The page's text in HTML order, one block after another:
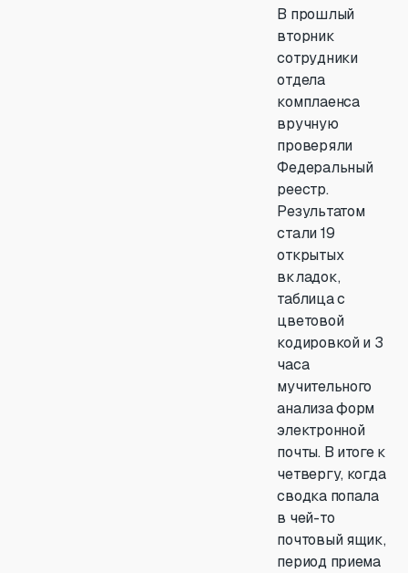
В прошлый
вторник
сотрудники
отдела
комплаенса
вручную
проверяли
Федеральный
реестр.
Результатом
стали 19
открытых
вкладок,
таблица с
цветовой
кодировкой и 3
часа
мучительного
анализа форм
электронной
почты. В итоге к
четвергу, когда
сводка попала
в чей-то
почтовый ящик,
период приема